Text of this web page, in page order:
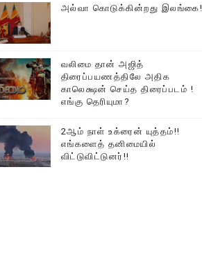
அல்வா கொடுக்கின்றது இலங்கை!
வலிமை தான் அஜித்
திரைப்பயணத்திலே அதிக
காலெக்ஷன் செய்த திரைப்படம் !
எங்கு தெரியுமா?
2ஆம் நாள் உக்ரைன் யுத்தம்!!
எங்களைத் தனிமையில்
விட்டுவிட்டுனர்!!